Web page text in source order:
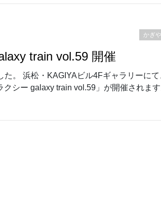
かぎ
train vol.59 開催
。 浜松・KAGIYAビル4Fギャラリーにて
シー galaxy train vol.59」が開催されま